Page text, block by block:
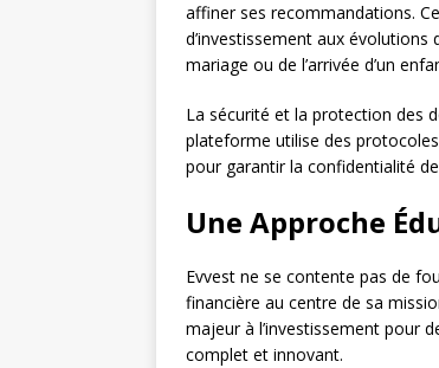
affiner ses recommandations.
d’investissement aux évolutions
mariage ou de l’arrivée d’un
La sécurité et la protection des
plateforme utilise des
pour garantir la confidentialité
Une Approche
Evvest ne se contente pas de
financière au centre de sa
majeur à l’investissement pour
complet et innovant.